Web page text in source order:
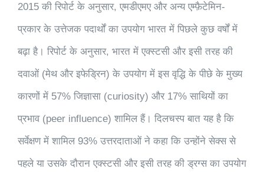
2015 की रिपोर्ट के अनुसार, एमडीएमए और अन्य एम्फ़ैटेमिन-
प्रकार के उत्तेजक पदार्थों का उपयोग भारत में पिछले कुछ वर्षों में
बढ़ा है। रिपोर्ट के अनुसार, भारत में एक्स्टसी और इसी तरह की
दवाओं (मेथ और इफेड्रिन) के उपयोग में इस वृद्धि के पीछे के मुख्य
कारणों में 57% जिज्ञासा (curiosity) और 17% साथियों का
प्रभाव (peer influence) शामिल हैं। दिलचस्प बात यह है कि
सर्वेक्षण में शामिल 93% उत्तरदाताओं ने कहा कि उन्होंने सेक्स से
पहले या उसके दौरान एक्स्टसी और इसी तरह की ड्रग्स का उपयोग